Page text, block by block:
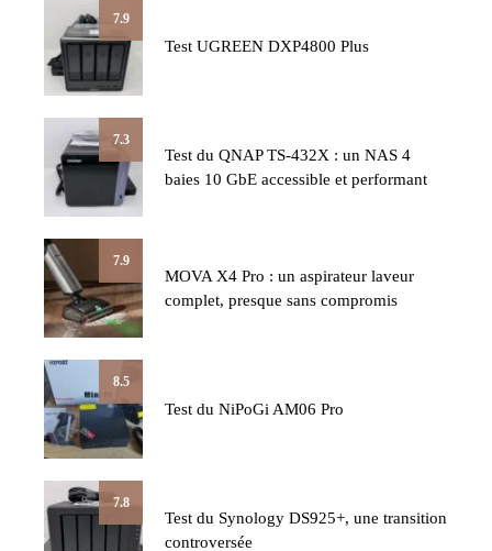
7.9
Test UGREEN DXP4800 Plus
7.3
Test du QNAP TS-432X : un NAS 4
baies 10 GbE accessible et performant
7.9
MOVA X4 Pro : un aspirateur laveur
complet, presque sans compromis
8.5
Test du NiPoGi AM06 Pro
7.8
Test du Synology DS925+, une transition
controversée